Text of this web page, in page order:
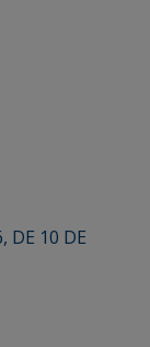
DE 10 DE